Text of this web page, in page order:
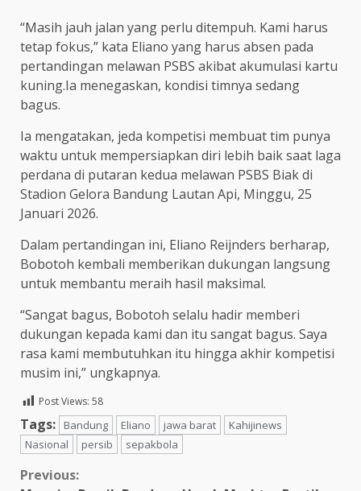
“Masih jauh jalan yang perlu ditempuh. Kami harus
tetap fokus,” kata Eliano yang harus absen pada
pertandingan melawan PSBS akibat akumulasi kartu
kuning.Ia menegaskan, kondisi timnya sedang
bagus.
Ia mengatakan, jeda kompetisi membuat tim punya
waktu untuk mempersiapkan diri lebih baik saat laga
perdana di putaran kedua melawan PSBS Biak di
Stadion Gelora Bandung Lautan Api, Minggu, 25
Januari 2026.
Dalam pertandingan ini, Eliano Reijnders berharap,
Bobotoh kembali memberikan dukungan langsung
untuk membantu meraih hasil maksimal.
“Sangat bagus, Bobotoh selalu hadir memberi
dukungan kepada kami dan itu sangat bagus. Saya
rasa kami membutuhkan itu hingga akhir kompetisi
musim ini,” ungkapnya.
Post Views: 58
Tags: Bandung Eliano jawa barat
Kahijinews
Nasional
persib sepakbola
Continue
Previous: